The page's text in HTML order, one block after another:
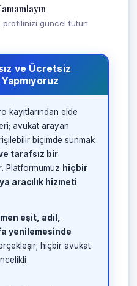
profilinizi güncel tutun
ve Ücretsiz
kayıtlarından elde
avukat arayan
biçimde sunmak
ve tarafsız bir
Platformumuz hiçbir
aracılık hizmeti
eşit, adil,
yenilemesinde
hiçbir avukat